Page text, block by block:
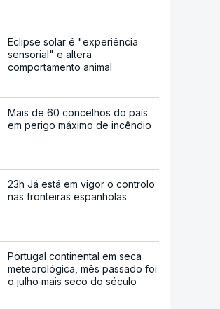
Eclipse solar é "experiência
sensorial" e altera
comportamento animal
Mais de 60 concelhos do país
em perigo máximo de incêndio
23h Já está em vigor o controlo
nas fronteiras espanholas
Portugal continental em seca
meteorológica, mês passado foi
o julho mais seco do século